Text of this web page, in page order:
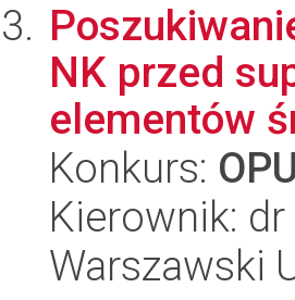
NK przed
elementów
Konkurs:
Kierownik:
Warszawski